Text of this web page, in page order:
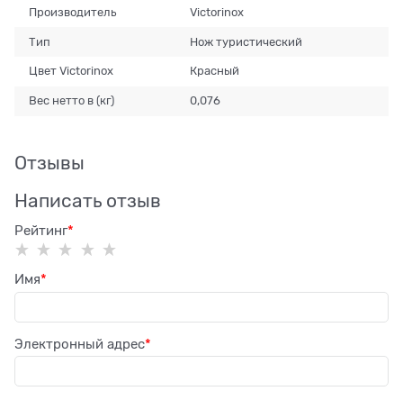
Производитель Victorinox
Тип Нож туристический
Цвет Victorinox Красный
Вес нетто в (кг) 0,076
Отзывы
Написать отзыв
Рейтинг
Имя
Электронный адрес